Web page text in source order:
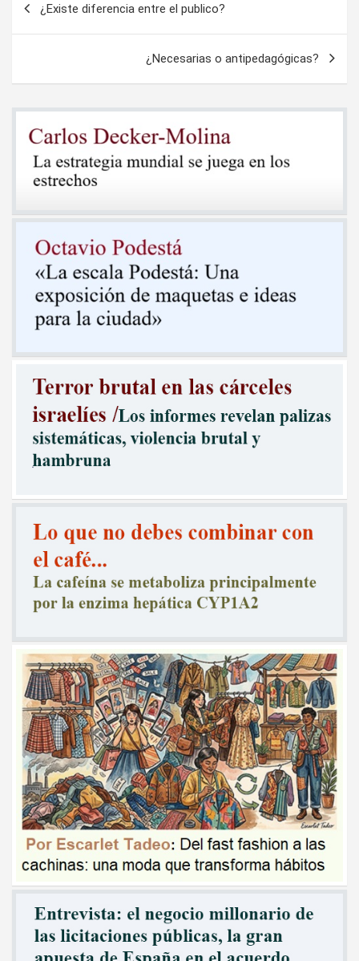
¿Existe diferencia entre el publico?
¿Necesarias o antipedagógicas?